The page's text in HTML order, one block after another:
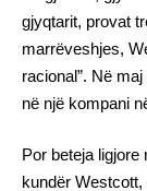
gjyqtarit, provat
marrëveshjes,
racional”. Në
në një kompani
Por beteja ligjore
kundër